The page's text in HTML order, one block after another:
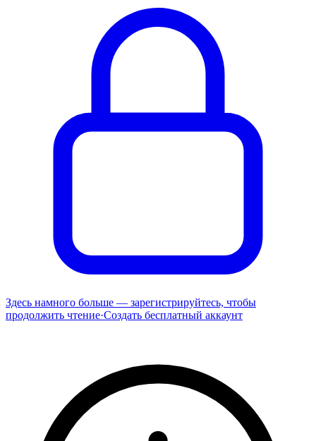
Здесь намного больше — зарегистрируйтесь, чтобы
продолжить чтение·Создать бесплатный аккаунт